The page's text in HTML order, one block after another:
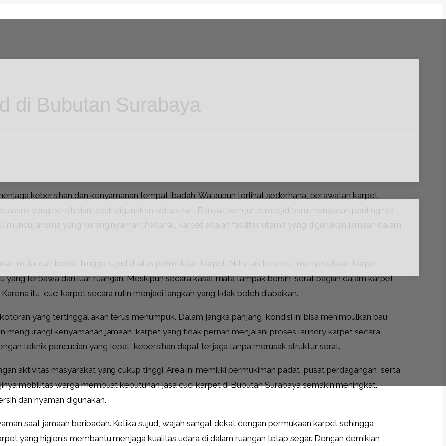
di Bubutan Surabaya
kebersihan dan kenyamanan tempat ibadah. Walaupun terlihat sederhana, perawatan karpet
yang bersih dan layak digunakan setiap hari. Banyak pengurus masjid baru menyadari pentingnya
aroma yang kurang nyaman. Padahal, karpet adalah fasilitas utama yang digunakan jamaah dalam
mulai dari berdiri hingga sujud di atas permukaan karpet. Aktivitas tersebut menyebabkan karpet
yang terbawa dari luar ruangan. Meskipun secara kasat mata tampak bersih, serat bagian dalam karpet
itu, cuci karpet secara rutin menjadi langkah yang tidak boleh diabaikan.
yang tertinggal akan terus menumpuk. Dalam jangka panjang, kondisi ini bisa menimbulkan bau
mengurangi kenyamanan jamaah, karpet yang tidak pernah menjalani proses laundry karpet secara
teknik pencucian yang tepat, kebersihan dapat terjaga tanpa merusak struktur serat.
aktivitas masyarakat yang cukup tinggi. Area ini memiliki permukiman padat, pusat perdagangan, serta
mobilitas warga membuat kebutuhan jasa cuci karpet di Bubutan Surabaya semakin meningkat.
dan nyaman digunakan.
saat jamaah beribadah. Ketika sujud, wajah sangat dekat dengan permukaan karpet sehingga
yang higienis membantu menjaga kualitas udara di dalam ruangan tetap segar. Dengan demikian,